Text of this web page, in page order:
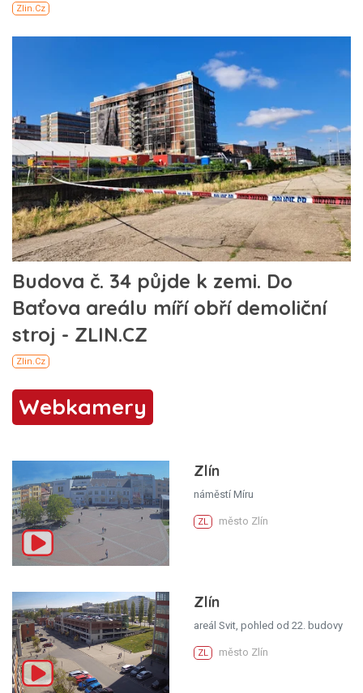
Webkamery
Zlín
náměstí Míru
ZL město Zlín
Zlín
areál Svit, pohled od 22. budovy
ZL město Zlín